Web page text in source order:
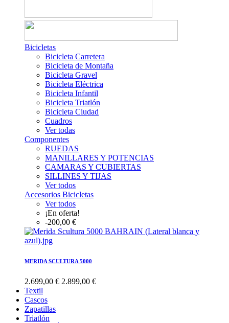
Bicicletas
Bicicleta Carretera
Bicicleta de Montaña
Bicicleta Gravel
Bicicleta Eléctrica
Bicicleta Infantil
Bicicleta Triatlón
Bicicleta Ciudad
Cuadros
Ver todas
Componentes
RUEDAS
MANILLARES Y POTENCIAS
CAMARAS Y CUBIERTAS
SILLINES Y TIJAS
Ver todos
Accesorios Bicicletas
Ver todos
¡En oferta!
-200,00 €
MERIDA SCULTURA 5000
2.699,00 € 2.899,00 €
Textil
Cascos
Zapatillas
Triatlón